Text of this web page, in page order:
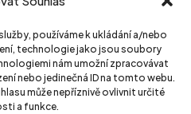
používáme k ukládání a/nebo
technologie jako jsou soubory
nám umožní zpracovávat
nebo jedinečná ID na tomto webu.
může nepříznivě ovlivnit určité
a funkce.